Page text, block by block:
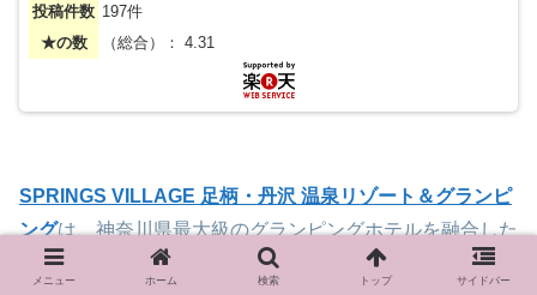
投稿件数 197件
★の数
（総合）： 4.31
SPRINGS VILLAGE 足柄・丹沢 温泉リゾート＆グランピ
ングは、神奈川県最大級のグランピングホテルを融合した
複合温泉リゾート
メニュー ホーム 検索 トップ サイドバー